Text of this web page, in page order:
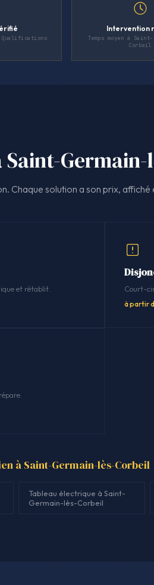
Qualifications
Intervention
Temps moyen à
Corbeil
Chaque solution a son prix, affiché
et rétablit. Court-
à partir
à Saint-Germain-lès-Corbeil
Tableau électrique à Saint-
Germain-lès-Corbeil